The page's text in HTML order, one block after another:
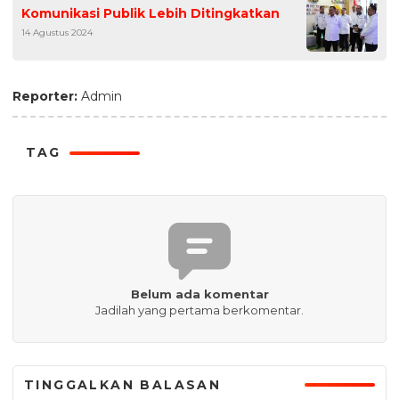
Komunikasi Publik Lebih Ditingkatkan
14 Agustus 2024
Reporter: Admin
TAG
Belum ada komentar
Jadilah yang pertama berkomentar.
TINGGALKAN BALASAN